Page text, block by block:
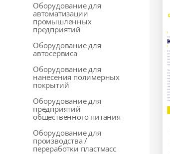
Оборудование для
автоматизации
промышленных
предприятий
Оборудование для
автосервиса
Оборудование для
нанесения полимерных
покрытий
Оборудование для
предприятий
общественного питания
Оборудование для
производства /
переработки пластмасс